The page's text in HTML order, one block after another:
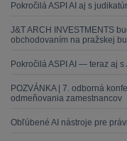
Pokročilá ASPI AI aj s
J&T ARCH INVESTMENTS
obchodovaním na pražskej
Pokročilá ASPI AI — teraz aj
POZVÁNKA | 7. odborná
odmeňovania zamestnancov
Obľúbené AI nástroje pre